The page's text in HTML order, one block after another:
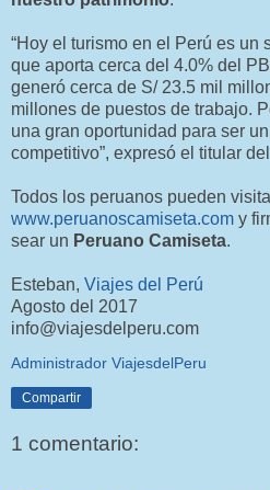
“Hoy el turismo en el Perú es un
que aporta cerca del 4.0% del
generó cerca de S/ 23.5 mil
millones de puestos de trabajo.
una gran oportunidad para ser
competitivo”, expresó el titular
Todos los peruanos pueden
www.peruanoscamiseta.com y
sear un Peruano Camiseta.
Esteban, Viajes del Perú
Agosto del 2017
info@viajesdelperu.com
Administrador ViajesdelPeru
Compartir
1 comentario: